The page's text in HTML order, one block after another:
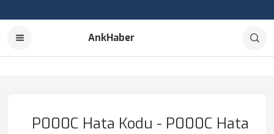
AnkHaber
P000C Hata Kodu - P000C Hata